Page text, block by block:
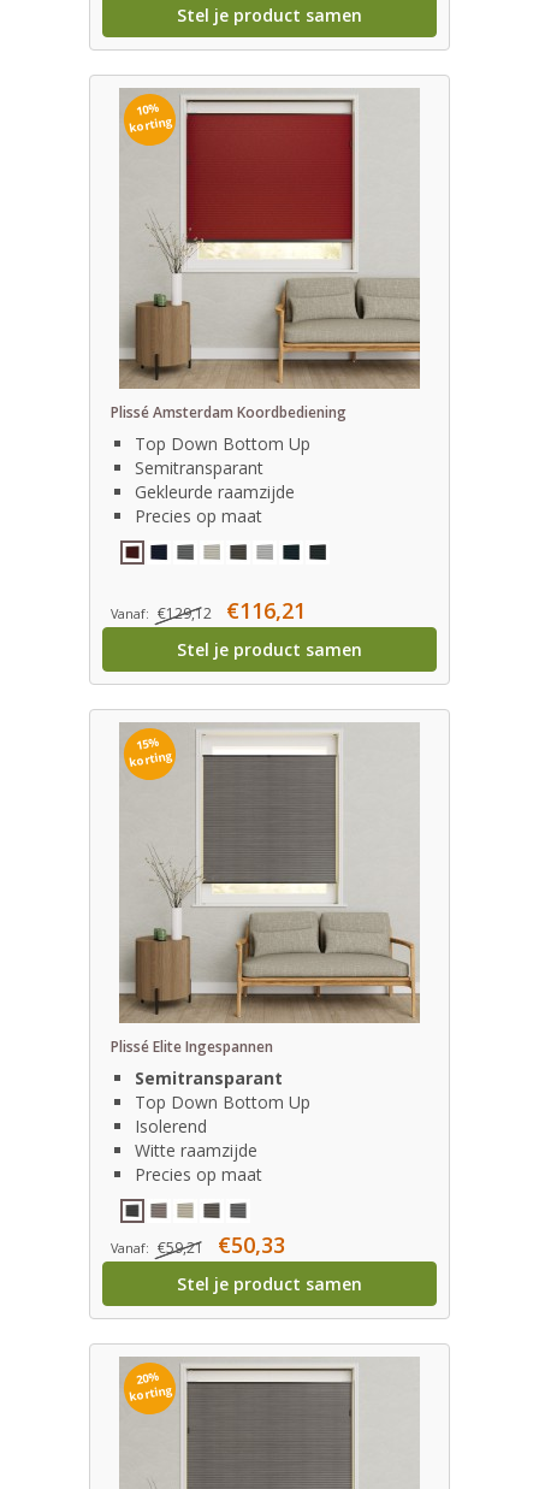
Stel je product samen
10%
korting
Plissé Amsterdam Koordbediening
Top Down Bottom Up
Semitransparant
Gekleurde raamzijde
Precies op maat
Vanaf: €129,12 €116,21
Stel je product samen
15%
korting
Plissé Elite Ingespannen
Semitransparant
Top Down Bottom Up
Isolerend
Witte raamzijde
Precies op maat
Vanaf: €59,21 €50,33
Stel je product samen
20%
korting